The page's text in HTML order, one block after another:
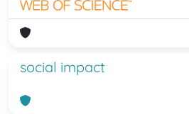
social impact